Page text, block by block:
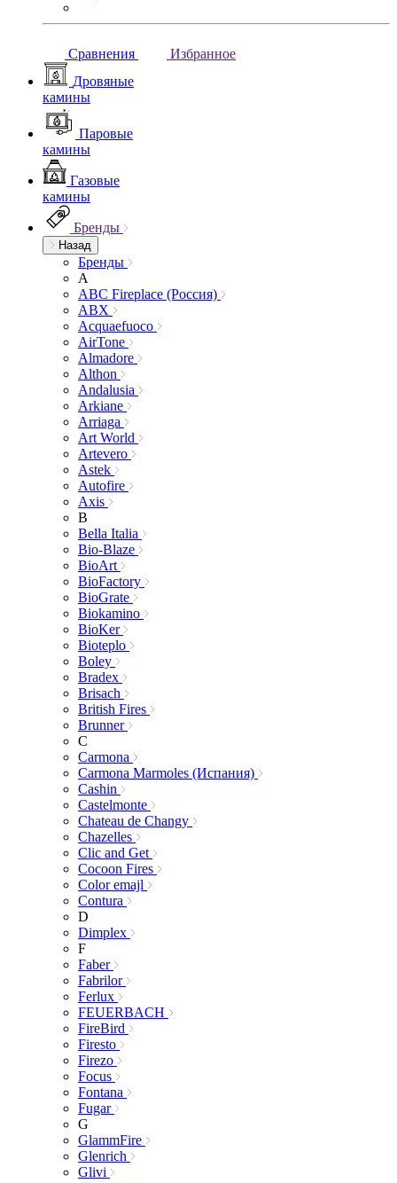
Сравнения
Избранное
Дровяные
камины
Паровые
камины
Газовые
камины
Бренды
Назад
Бренды
A
ABC Fireplace (Россия)
ABX
Acquaefuoco
AirTone
Almadore
Althon
Andalusia
Arkiane
Arriaga
Art World
Artevero
Astek
Autofire
Axis
B
Bella Italia
Bio-Blaze
BioArt
BioFactory
BioGrate
Biokamino
BioKer
Bioteplo
Boley
Bradex
Brisach
British Fires
Brunner
C
Carmona
Carmona Marmoles (Испания)
Cashin
Castelmonte
Chateau de Changy
Chazelles
Clic and Get
Cocoon Fires
Color emajl
Contura
D
Dimplex
F
Faber
Fabrilor
Ferlux
FEUERBACH
FireBird
Firesto
Firezo
Focus
Fontana
Fugar
G
GlammFire
Glenrich
Glivi